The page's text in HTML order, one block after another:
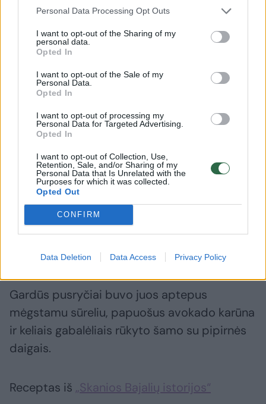
Personal Data Processing Opt Outs
I want to opt-out of the Sharing of my
personal data.
Opted In
I want to opt-out of the Sale of my
Personal Data.
Opted In
I want to opt-out of processing my
Personal Data for Targeted Advertising.
Opted In
I want to opt-out of Collection, Use,
Retention, Sale, and/or Sharing of my
Personal Data that Is Unrelated with the
Purposes for which it was collected.
Opted Out
CONFIRM
Data Deletion Data Access Privacy Policy
sezamo ir juodgrūdės sėklų (nebūtinai).
Jogurtą sumaišykite su soda, kol suputoja.
Įberkite druskos, miltų, sumaišykite ir
užminkykite tešlą.
Rankas patepkite aliejumi ir suformuokite
skyle viduje). Papurkškite aliejumi ir
pabarstykite sėklomis.
Kepkite 170-180 °C orkaitėje 20-25 min.
Iškeptus būtinai atvėsinkite ~10 minučių ir tik
tuomet pjaukite.
Gardūs pusryčiai buvo juos aptepus
mėgstamu sūreliu, papuošus avokado karūna
ir keliais gabalėliais rūkyto šamo su pipirnės
daigais.
Receptas iš „Skanios Bajalių istorijos“